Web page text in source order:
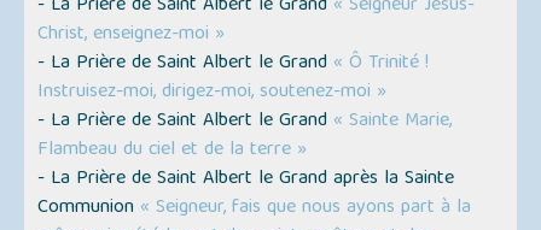
Christ, enseignez-moi »
- La Prière de Saint Albert le Grand « Ô Trinité !
Instruisez-moi, dirigez-moi, soutenez-moi »
- La Prière de Saint Albert le Grand « Sainte Marie,
Flambeau du ciel et de la terre »
- La Prière de Saint Albert le Grand après la Sainte
Communion « Seigneur, fais que nous ayons part à la